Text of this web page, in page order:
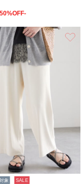
象 SALE